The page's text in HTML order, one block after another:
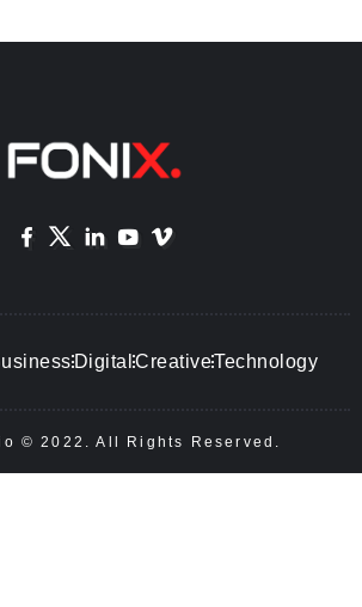
Digital CreativeTechnology
© 2022. All Rights Reserved.